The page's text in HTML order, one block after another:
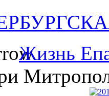
Жизнь